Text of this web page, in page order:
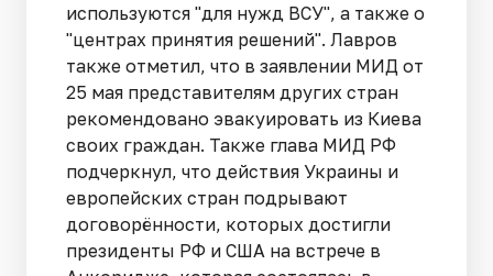
используются "для нужд ВСУ", а также о
"центрах принятия решений". Лавров
также отметил, что в заявлении МИД от
25 мая представителям других стран
рекомендовано эвакуировать из Киева
своих граждан. Также глава МИД РФ
подчеркнул, что действия Украины и
европейских стран подрывают
договорённости, которых достигли
президенты РФ и США на встрече в